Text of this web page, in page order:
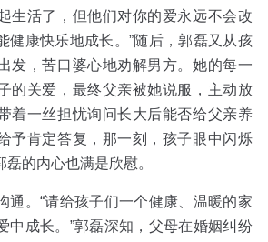
生活了，但他们对你的爱永远不会改
健康快乐地成长。”随后，郭磊又从孩
发，苦口婆心地劝解男方。她的每一
的关爱，最终父亲被她说服，主动放
着一丝担忧询问长大后能否给父亲养
予肯定答复，那一刻，孩子眼中闪烁
的内心也满是欣慰。
。“请给孩子们一个健康、温暖的家
中成长。”郭磊深知，父母在婚姻纠纷